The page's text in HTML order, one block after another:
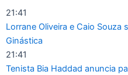
21:41
Lorrane Oliveira e Caio Souza
Ginástica
21:41
Tenista Bia Haddad anuncia